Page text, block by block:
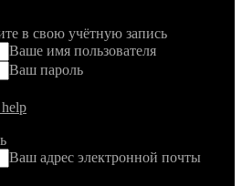
в свою учётную запись
Ваше имя пользователя
Ваш пароль
Ваш адрес электронной почты